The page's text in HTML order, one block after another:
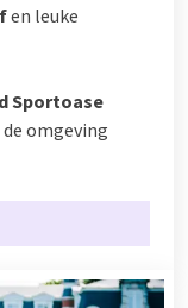
en leuke
Sportoase
omgeving